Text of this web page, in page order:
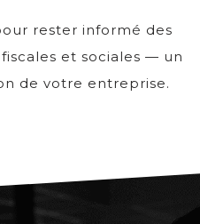
rester informé des
et sociales — un
de votre entreprise.